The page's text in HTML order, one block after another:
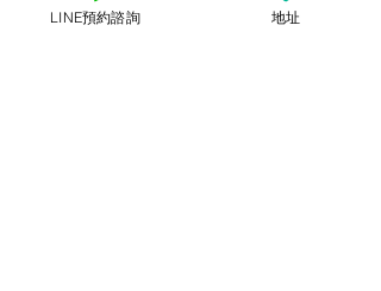
LINE預約諮詢 地址